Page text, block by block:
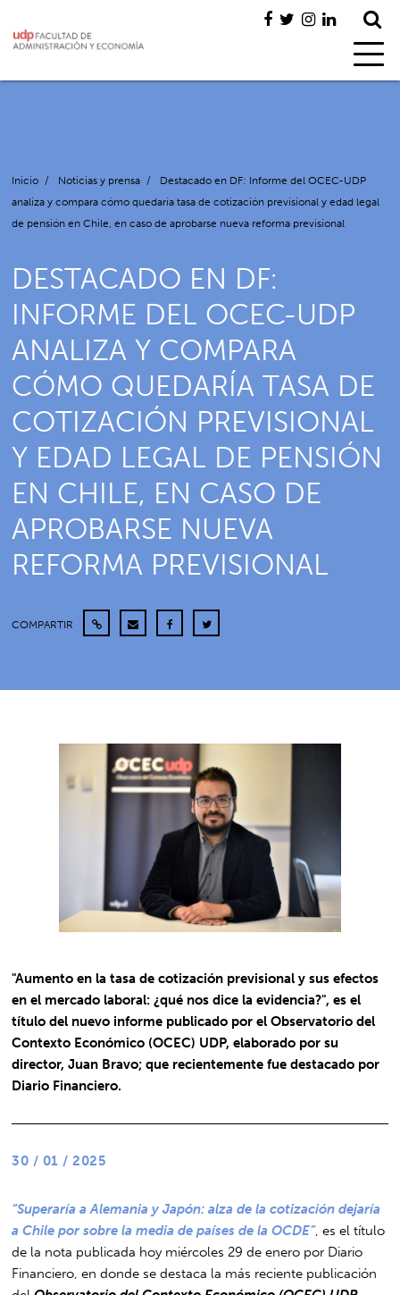
Inicio / Noticias y prensa /
Destacado en DF: Informe del OCEC-UDP
analiza y compara cómo quedaría tasa de cotización previsional y edad legal
de pensión en Chile, en caso de aprobarse nueva reforma previsional
DESTACADO EN DF:
INFORME DEL OCEC-UDP
ANALIZA Y COMPARA
CÓMO QUEDARÍA TASA DE
COTIZACIÓN PREVISIONAL
Y EDAD LEGAL DE PENSIÓN
EN CHILE, EN CASO DE
APROBARSE NUEVA
REFORMA PREVISIONAL
COMPARTIR
"Aumento en la tasa de cotización previsional y sus efectos
en el mercado laboral: ¿qué nos dice la evidencia?", es el
título del nuevo informe publicado por el Observatorio del
Contexto Económico (OCEC) UDP, elaborado por su
director, Juan Bravo; que recientemente fue destacado por
Diario Financiero.
30 / 01 / 2025
“Superaría a Alemania y Japón: alza de la cotización dejaría
a Chile por sobre la media de países de la OCDE”, es el título
de la nota publicada hoy miércoles 29 de enero por Diario
Financiero, en donde se destaca la más reciente publicación